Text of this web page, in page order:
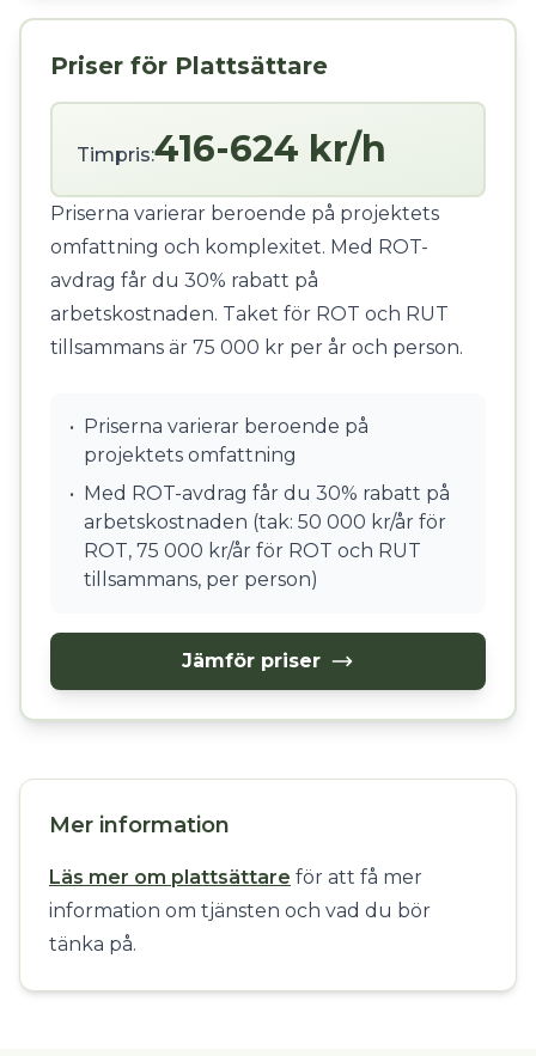
Priser för Plattsättare
Timpris:416-624 kr/h
Priserna varierar beroende på projektets
omfattning och komplexitet. Med ROT-
avdrag får du 30% rabatt på
arbetskostnaden. Taket för ROT och RUT
tillsammans är 75 000 kr per år och person.
• Priserna varierar beroende på
projektets omfattning
• Med ROT-avdrag får du 30% rabatt på
arbetskostnaden (tak: 50 000 kr/år för
ROT, 75 000 kr/år för ROT och RUT
tillsammans, per person)
Jämför priser
Mer information
Läs mer om plattsättare för att få mer
information om tjänsten och vad du bör
tänka på.